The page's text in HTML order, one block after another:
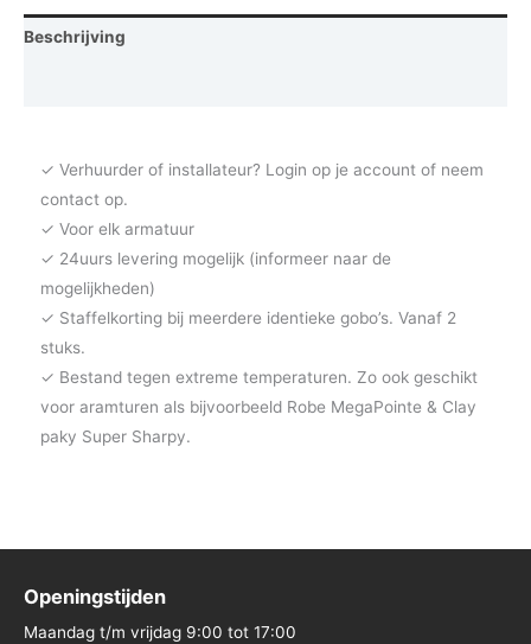
Beschrijving
✓ Verhuurder of installateur? Login op je account of neem
contact op.
✓ Voor elk armatuur
✓ 24uurs levering mogelijk (informeer naar de
mogelijkheden)
✓ Staffelkorting bij meerdere identieke gobo’s. Vanaf 2
stuks.
✓ Bestand tegen extreme temperaturen. Zo ook geschikt
voor aramturen als bijvoorbeeld Robe MegaPointe & Clay
paky Super Sharpy.
Openingstijden
Maandag t/m vrijdag 9:00 tot 17:00